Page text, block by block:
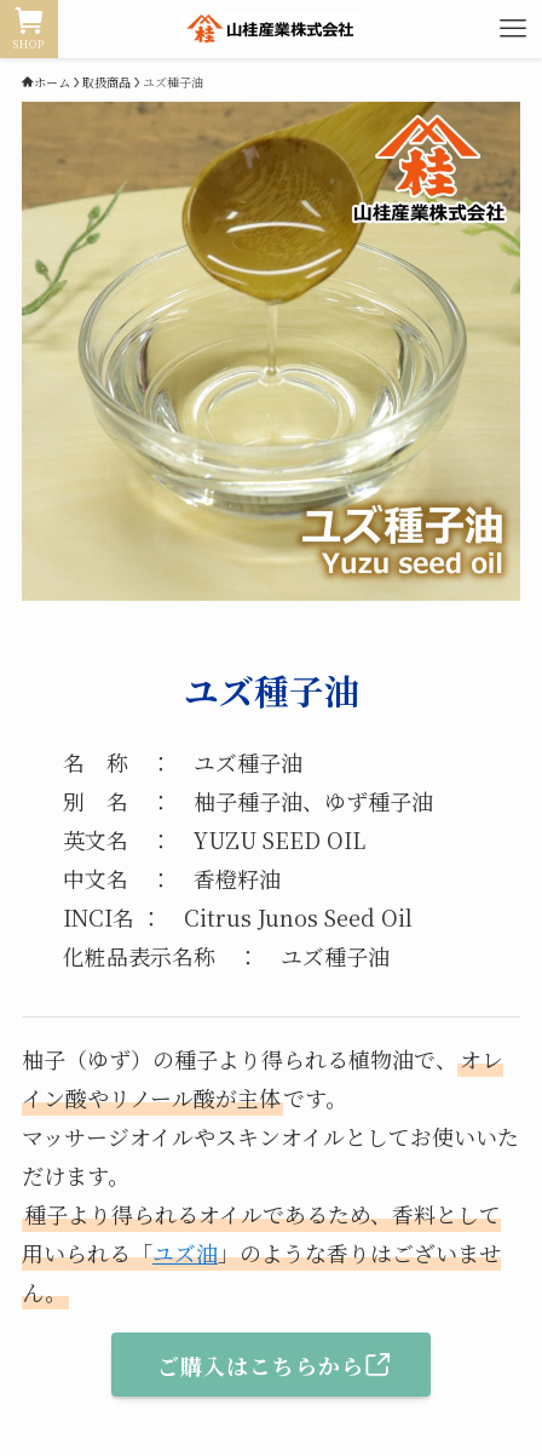
SHOP
ホーム 取扱商品 ユズ種子油
ユズ種子油
名 称 ： ユズ種子油
別 名 ： 柚子種子油、ゆず種子油
英文名 ： YUZU SEED OIL
中文名 ： 香橙籽油
INCI名 ： Citrus Junos Seed Oil
化粧品表示名称 ： ユズ種子油
柚子（ゆず）の種子より得られる植物油で、 オレ
イン酸やリノール酸が主体です。
マッサージオイルやスキンオイルとしてお使いいた
だけます。
種子より得られるオイルであるため、香料として
用いられる「ユズ油」のような香りはございませ
ん。
ご購入はこちらから